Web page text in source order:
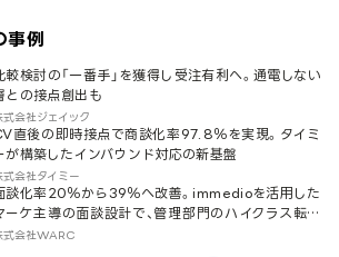
事例
較検討の「一番手」を獲得し受注有利へ。通電しない
との接点創出も
式会社ジェイック
直後の即時接点で商談化率97.8％を実現。タイミ
が構築したインバウンド対応の新基盤
式会社タイミー
談化率20％から39％へ改善。immedioを活用した
ーケ主導の面談設計で、管理部門のハイクラス転職
ージェントの事業成長を加速
式会社WARC